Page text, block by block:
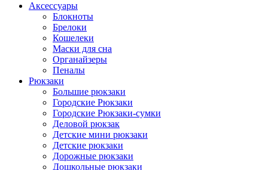
Аксессуары
Блокноты
Брелоки
Кошелеки
Маски для сна
Органайзеры
Пеналы
Рюкзаки
Большие рюкзаки
Городские Рюкзаки
Городские Рюкзаки-сумки
Деловой рюкзак
Детские мини рюкзаки
Детские рюкзаки
Дорожные рюкзаки
Дошкольные рюкзаки